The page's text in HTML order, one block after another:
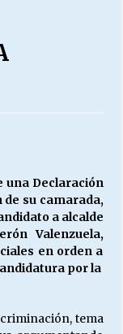
EL
de Maipu.
una Declaración
su camarada,
a alcalde
Valenzuela,
en orden a
por la
tema